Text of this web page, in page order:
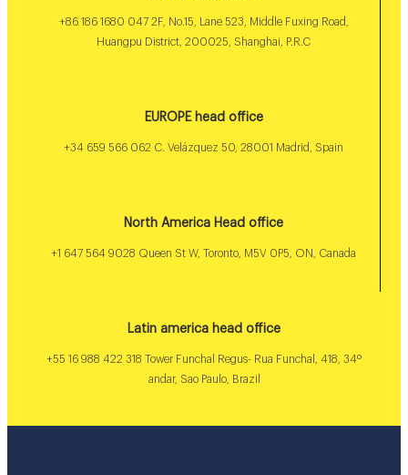
+86 186 1680 047 2F, No.15, Lane 523, Middle Fuxing Road,
Huangpu District, 200025, Shanghai, P.R.C
EUROPE head office
+34 659 566 062 C. Velázquez 50, 28001 Madrid, Spain
North America Head office
+1 647 564 9028 Queen St W, Toronto, M5V 0P5, ON, Canada
Latin america head office
+55 16 988 422 318 Tower Funchal Regus- Rua Funchal, 418, 34º
andar, Sao Paulo, Brazil